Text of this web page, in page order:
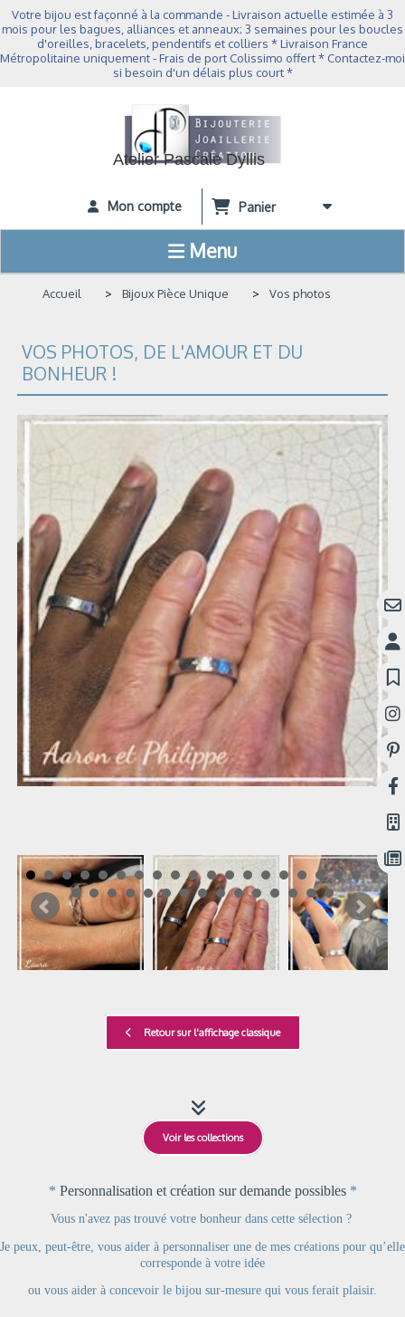
Votre bijou est façonné à la commande - Livraison actuelle estimée à 3
mois pour les bagues, alliances et anneaux; 3 semaines pour les boucles
d'oreilles, bracelets, pendentifs et colliers * Livraison France
Métropolitaine uniquement - Frais de port Colissimo offert * Contactez-moi
si besoin d'un délais plus court *
Atelier Pascale Dyllis
Mon compte Panier
Menu
Accueil Bijoux Pièce Unique Vos photos
VOS PHOTOS, DE L'AMOUR ET DU
BONHEUR !
Retour sur l'affichage classique

Voir les collections
* Personnalisation et création sur demande possibles *
Vous n'avez pas trouvé votre bonheur dans cette sélection ?
Je peux, peut-être, vous aider à personnaliser une de mes créations pour qu’elle
corresponde à votre idée
ou vous aider à concevoir le bijou sur-mesure qui vous ferait plaisir.
Panneau de gestion des cookies